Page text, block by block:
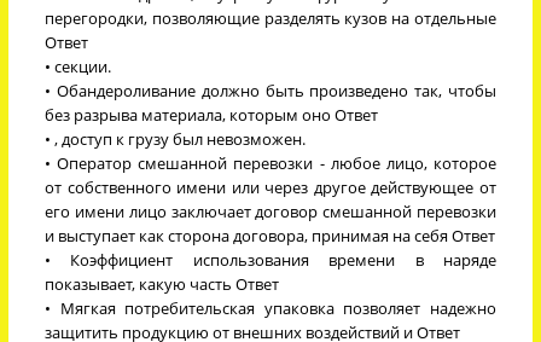
перегородки, позволяющие разделять кузов на отдельные
Ответ
• секции.
• Обандероливание должно быть произведено так, чтобы
без разрыва материала, которым оно Ответ
• , доступ к грузу был невозможен.
• Оператор смешанной перевозки - любое лицо, которое
от собственного имени или через другое действующее от
его имени лицо заключает договор смешанной перевозки
и выступает как сторона договора, принимая на себя Ответ
• Коэффициент использования времени в наряде
показывает, какую часть Ответ
• Мягкая потребительская упаковка позволяет надежно
защитить продукцию от внешних воздействий и Ответ